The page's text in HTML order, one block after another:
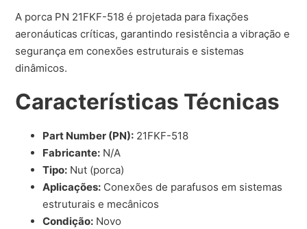
A porca PN 21FKF-518 é projetada para fixações
aeronáuticas críticas, garantindo resistência a vibração e
segurança em conexões estruturais e sistemas
dinâmicos.
Características Técnicas
Part Number (PN): 21FKF-518
Fabricante: N/A
Tipo: Nut (porca)
Aplicações: Conexões de parafusos em sistemas
estruturais e mecânicos
Condição: Novo